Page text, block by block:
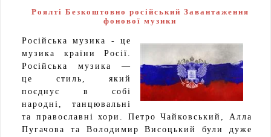
Роялті Безкоштовно російський Завантаження
фонової музики
Російська музика - це
музика країни Росії.
Російська музика —
це стиль, який
поєднує в собі
народні, танцювальні
та православні хори. Петро Чайковський, Алла
Пугачова та Володимир Висоцький були дуже